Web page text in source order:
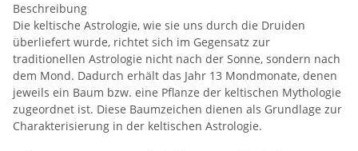
Beschreibung
Die keltische Astrologie, wie sie uns durch die Druiden
überliefert wurde, richtet sich im Gegensatz zur
traditionellen Astrologie nicht nach der Sonne, sondern nach
dem Mond. Dadurch erhält das Jahr 13 Mondmonate, denen
jeweils ein Baum bzw. eine Pflanze der keltischen Mythologie
zugeordnet ist. Diese Baumzeichen dienen als Grundlage zur
Charakterisierung in der keltischen Astrologie.